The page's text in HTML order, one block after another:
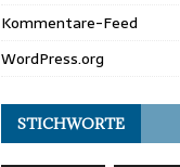
Kommentare-Feed
WordPress.org
STICHWORTE